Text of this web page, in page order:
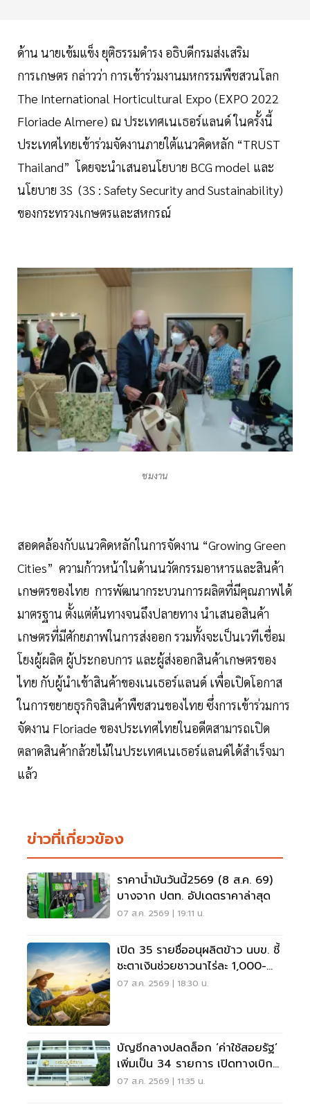
ด้าน นายเข้มแข็ง ยุติธรรมดำรง อธิบดีกรมส่งเสริม
การเกษตร กล่าวว่า การเข้าร่วมงานมหกรรมพืชสวนโลก
The International Horticultural Expo (EXPO 2022
Floriade Almere) ณ ประเทศเนเธอร์แลนด์ ในครั้งนี้
ประเทศไทยเข้าร่วมจัดงานภายใต้แนวคิดหลัก “TRUST
Thailand” โดยจะนำเสนอนโยบาย BCG model และ
นโยบาย 3S (3S : Safety Security and Sustainability)
ของกระทรวงเกษตรและสหกรณ์
ชมงาน
สอดคล้องกับแนวคิดหลักในการจัดงาน “Growing Green
Cities” ความก้าวหน้าในด้านนวัตกรรมอาหารและสินค้า
เกษตรของไทย การพัฒนากระบวนการผลิตที่มีคุณภาพได้
มาตรฐาน ตั้งแต่ต้นทางจนถึงปลายทาง นำเสนอสินค้า
เกษตรที่มีศักยภาพในการส่งออก รวมทั้งจะเป็นเวทีเชื่อม
โยงผู้ผลิต ผู้ประกอบการ และผู้ส่งออกสินค้าเกษตรของ
ไทย กับผู้นำเข้าสินค้าของเนเธอร์แลนด์ เพื่อเปิดโอกาส
ในการขยายธุรกิจสินค้าพืชสวนของไทย ซึ่งการเข้าร่วมการ
จัดงาน Floriade ของประเทศไทยในอดีตสามารถเปิด
ตลาดสินค้ากล้วยไม้ในประเทศเนเธอร์แลนด์ได้สำเร็จมา
แล้ว
ข่าวที่เกี่ยวข้อง
ราคาน้ำมันวันนี้2569 (8 ส.ค. 69)
บางจาก ปตท. อัปเดตราคาล่าสุด
07 ส.ค. 2569 | 19:11 น.
เปิด 35 รายชื่ออนุผลิตข้าว นบข. ชี้
ชะตาเงินช่วยชาวนาไร่ละ 1,000-
2,000
07 ส.ค. 2569 | 18:30 น.
บัญชีกลางปลดล็อก ‘ค่าใช้สอยรัฐ‘
เพิ่มเป็น 34 รายการ เปิดทางเบิก
ค่าซอฟต์แวร์
07 ส.ค. 2569 | 11:35 น.